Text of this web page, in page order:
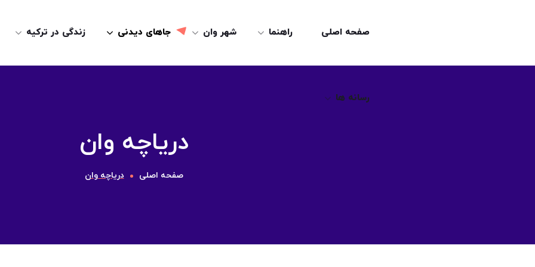
صفحه اصلی راهنما شهر وان جاهای دیدنی زندگی در ترکیه
رسانه ها
رسانه ها
دریاچه وان
صفحه اصلی دریاچه وان